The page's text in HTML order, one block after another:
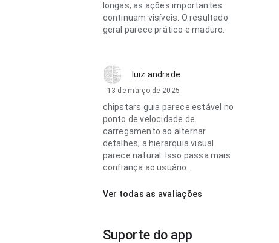
longas; as ações importantes
continuam visíveis. O resultado
geral parece prático e maduro.
luiz.andrade
13 de março de 2025
chipstars guia parece estável no
ponto de velocidade de
carregamento ao alternar
detalhes; a hierarquia visual
parece natural. Isso passa mais
confiança ao usuário.
Ver todas as avaliações
Suporte do app